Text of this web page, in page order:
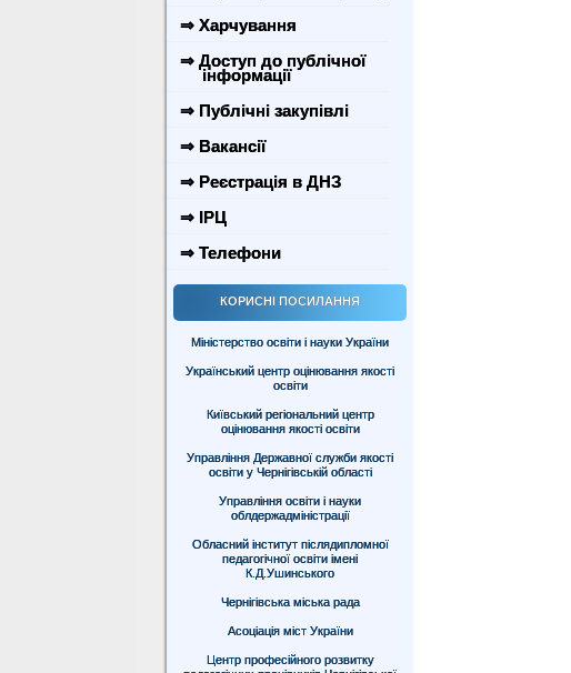
⇒ Харчування
⇒ Доступ до публічної
інформації
⇒ Публічні закупівлі
⇒ Вакансії
⇒ Реєстрація в ДНЗ
⇒ ІРЦ
⇒ Телефони
КОРИСНІ ПОСИЛАННЯ
Міністерство освіти і науки України
Український центр оцінювання якості
освіти
Київський регіональний центр
оцінювання якості освіти
Управління Державної служби якості
освіти у Чернігівській області
Управління освіти і науки
облдержадміністрації
Обласний інститут післядипломної
педагогічної освіти імені
К.Д.Ушинського
Чернігівська міська рада
Асоціація міст України
Центр професійного розвитку